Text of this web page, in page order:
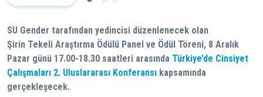
SU Gender tarafından yedincisi düzenlenecek olan
Şirin Tekeli Araştırma Ödülü Panel ve Ödül Töreni, 8 Aralık
Pazar günü 17.00-18.30 saatleri arasında Türkiye’de Cinsiyet
Çalışmaları 2. Uluslararası Konferansı kapsamında
gerçekleşecek.